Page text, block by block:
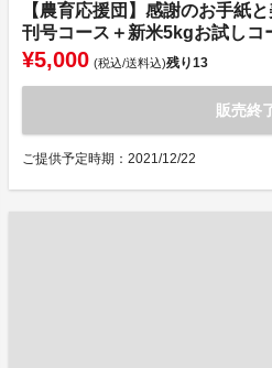
【農育応援団】感謝のお手紙
刊号コース＋新米5kgお試しコ
¥5,000 (税込/送料込)残り13
販売終
ご提供予定時期：2021/12/22